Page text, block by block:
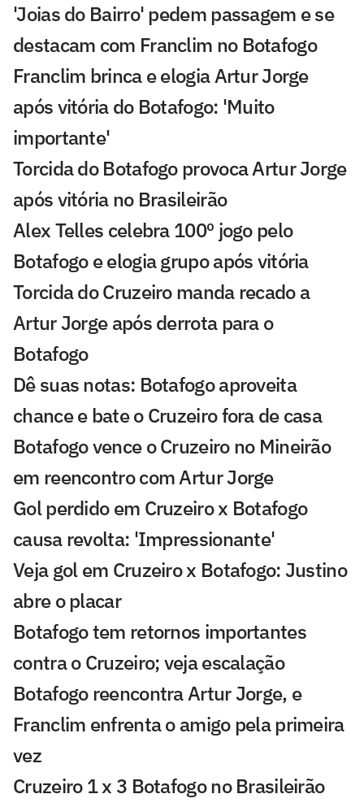
'Joias do Bairro' pedem passagem e se
destacam com Franclim no Botafogo
Franclim brinca e elogia Artur Jorge
após vitória do Botafogo: 'Muito
importante'
Torcida do Botafogo provoca Artur Jorge
após vitória no Brasileirão
Alex Telles celebra 100º jogo pelo
Botafogo e elogia grupo após vitória
Torcida do Cruzeiro manda recado a
Artur Jorge após derrota para o
Botafogo
Dê suas notas: Botafogo aproveita
chance e bate o Cruzeiro fora de casa
Botafogo vence o Cruzeiro no Mineirão
em reencontro com Artur Jorge
Gol perdido em Cruzeiro x Botafogo
causa revolta: 'Impressionante'
Veja gol em Cruzeiro x Botafogo: Justino
abre o placar
Botafogo tem retornos importantes
contra o Cruzeiro; veja escalação
Botafogo reencontra Artur Jorge, e
Franclim enfrenta o amigo pela primeira
vez
Cruzeiro 1 x 3 Botafogo no Brasileirão